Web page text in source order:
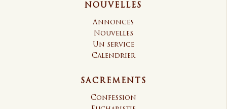
NOUVELLES
Annonces
Nouvelles
Un service
Calendrier
SACREMENTS
Confession